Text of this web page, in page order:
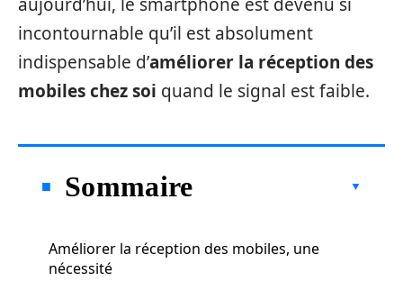
incontournable qu’il est absolument
indispensable d’améliorer la réception des
mobiles chez soi quand le signal est faible.
Sommaire
Améliorer la réception des mobiles, une
nécessité